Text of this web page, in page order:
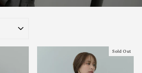
Sold Out